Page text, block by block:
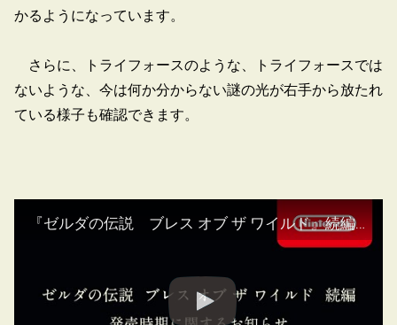
かるようになっています。
さらに、トライフォースのような、トライフォースでは
ないような、今は何か分からない謎の光が右手から放たれ
ている様子も確認できます。
『ゼルダの伝説 ブレス オブ ザ ワイルド』続編の発売時期に関するお知らせ